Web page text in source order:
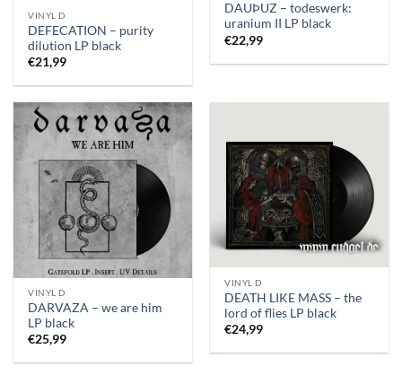
VINYL D
DEFECATION – purity
dilution LP black
€21,99
DAUÞUZ – todeswerk:
uranium II LP black
€22,99
VINYL D
DARVAZA – we are him
LP black
€25,99
VINYL D
DEATH LIKE MASS – the
lord of flies LP black
€24,99